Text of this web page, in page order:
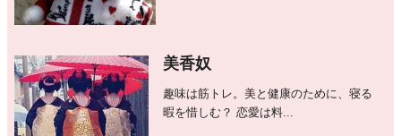
美香奴
趣味は筋トレ。美と健康のために、寝る
暇を惜しむ？ 恋愛は料...